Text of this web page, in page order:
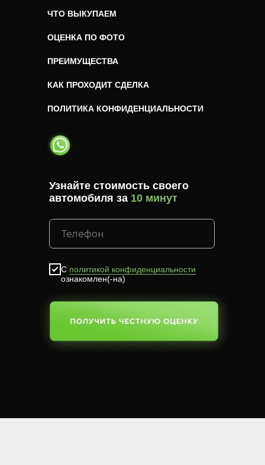
ПРЕИМУЩЕСТВА
ОЦЕНКА ПО ФОТО
ЧТО ВЫКУПАЕМ
КАК ПРОХОДИТ СДЕЛКА
Узнайте стоимость своего
автомобиля за 10 минут
С политикой конфиденциальности
ознакомлен(-на)
ПОЛИТИКА КОНФИДЕНЦИАЛЬНОСТИ